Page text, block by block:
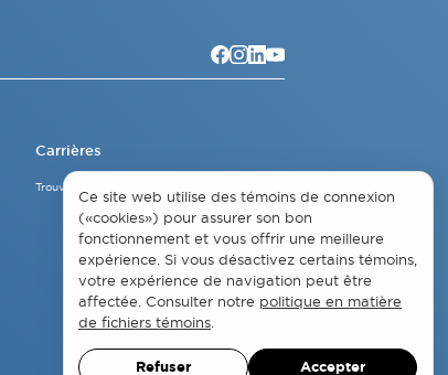
Carrières
Trouver un emploi
Ce site web utilise des témoins de connexion
(«cookies») pour assurer son bon
fonctionnement et vous offrir une meilleure
expérience. Si vous désactivez certains témoins,
votre expérience de navigation peut être
affectée. Consulter notre politique en matière
de fichiers témoins.
Refuser Accepter